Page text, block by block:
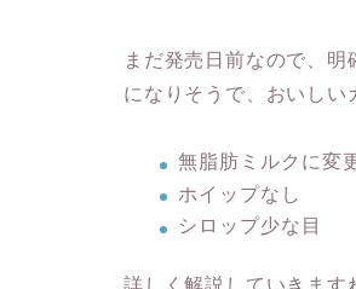
まだ発売日前なので、
になりそうで、おいし
無脂肪ミルクに変
ホイップなし
シロップ少な目